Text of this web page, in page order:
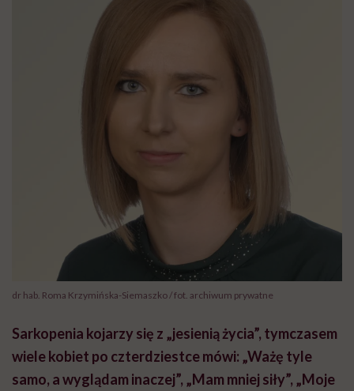
dr hab. Roma Krzymińska-Siemaszko / fot. archiwum prywatne
Sarkopenia kojarzy się z „jesienią życia”, tymczasem
wiele kobiet po czterdziestce mówi: „Ważę tyle
samo, a wyglądam inaczej”, „Mam mniej siły”, „Moje